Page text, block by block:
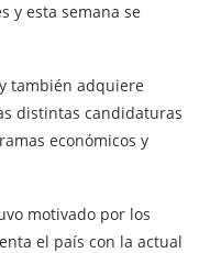
y esta semana se
también adquiere
distintas candidaturas
económicos y
motivado por los
el país con la actual